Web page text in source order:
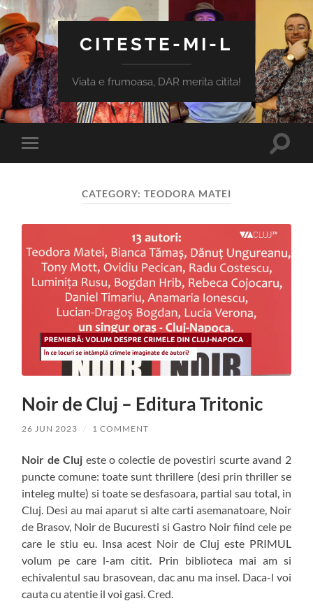
CITESTE-MI-L
Viata e frumoasa, DAR merita citita!
Toggle
mobile
Toggle
CATEGORY: TEODORA MATEI
Noir de Cluj – Editura Tritonic
26 JUN 2023 / 1 COMMENT
Noir de Cluj este o colectie de povestiri scurte avand 2
puncte comune: toate sunt thrillere (desi prin thriller se
inteleg multe) si toate se desfasoara, partial sau total, in
Cluj. Desi au mai aparut si alte carti asemanatoare, Noir
de Brasov, Noir de Bucuresti si Gastro Noir fiind cele pe
care le stiu eu. Insa acest Noir de Cluj este PRIMUL
volum pe care l-am citit. Prin biblioteca mai am si
echivalentul sau brasovean, dac anu ma insel. Daca-l voi
cauta cu atentie il voi gasi. Cred.